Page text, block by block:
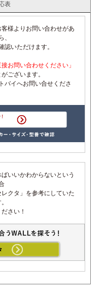
表
様よりお問い合わせがあ
、
認いただけます。
接お問い合わせください」
ございます。
バイへお問い合せくださ
いいかわからないという
クタ」を参考にしていた
さい！